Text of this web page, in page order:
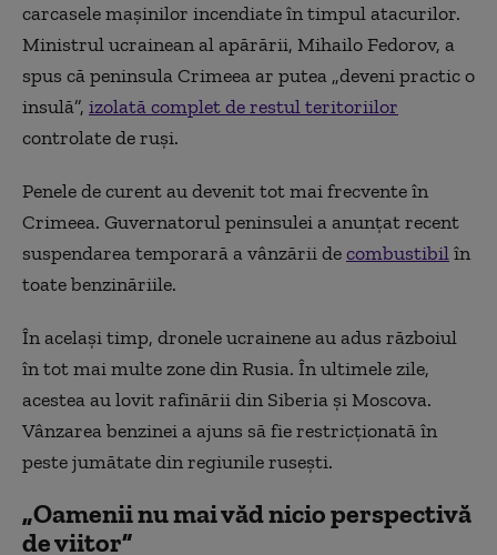
carcasele mașinilor incendiate în timpul atacurilor.
Ministrul ucrainean al apărării, Mihailo Fedorov, a
spus că peninsula Crimeea ar putea „deveni practic o
insulă”, izolată complet de restul teritoriilor
controlate de ruși.
Penele de curent au devenit tot mai frecvente în
Crimeea. Guvernatorul peninsulei a anunțat recent
suspendarea temporară a vânzării decombustibilîn
toate benzinăriile.
În același timp, dronele ucrainene au adus războiul
în tot mai multe zone din Rusia. În ultimele zile,
acestea au lovit rafinării din Siberia și Moscova.
Vânzarea benzinei a ajuns să fie restricționată în
peste jumătate din regiunile rusești.
„Oamenii nu mai văd nicio perspectivă
de viitor”